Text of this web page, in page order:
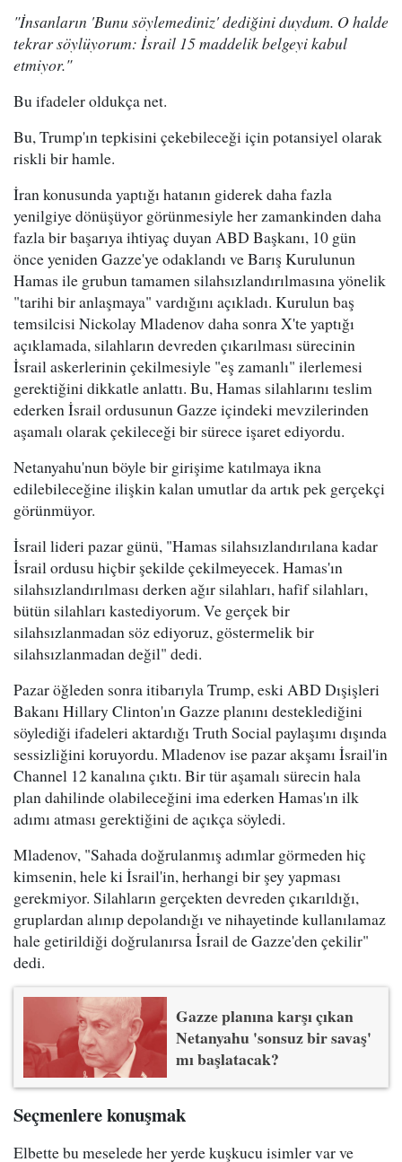
"İnsanların 'Bunu söylemediniz' dediğini duydum. O halde
tekrar söylüyorum: İsrail 15 maddelik belgeyi kabul
etmiyor."
Bu ifadeler oldukça net.
Bu, Trump'ın tepkisini çekebileceği için potansiyel olarak
riskli bir hamle.
İran konusunda yaptığı hatanın giderek daha fazla
yenilgiye dönüşüyor görünmesiyle her zamankinden daha
fazla bir başarıya ihtiyaç duyan ABD Başkanı, 10 gün
önce yeniden Gazze'ye odaklandı ve Barış Kurulunun
Hamas ile grubun tamamen silahsızlandırılmasına yönelik
"tarihi bir anlaşmaya" vardığını açıkladı. Kurulun baş
temsilcisi Nickolay Mladenov daha sonra X'te yaptığı
açıklamada, silahların devreden çıkarılması sürecinin
İsrail askerlerinin çekilmesiyle "eş zamanlı" ilerlemesi
gerektiğini dikkatle anlattı. Bu, Hamas silahlarını teslim
ederken İsrail ordusunun Gazze içindeki mevzilerinden
aşamalı olarak çekileceği bir sürece işaret ediyordu.
Netanyahu'nun böyle bir girişime katılmaya ikna
edilebileceğine ilişkin kalan umutlar da artık pek gerçekçi
görünmüyor.
İsrail lideri pazar günü, "Hamas silahsızlandırılana kadar
İsrail ordusu hiçbir şekilde çekilmeyecek. Hamas'ın
silahsızlandırılması derken ağır silahları, hafif silahları,
bütün silahları kastediyorum. Ve gerçek bir
silahsızlanmadan söz ediyoruz, göstermelik bir
silahsızlanmadan değil" dedi.
Pazar öğleden sonra itibarıyla Trump, eski ABD Dışişleri
Bakanı Hillary Clinton'ın Gazze planını desteklediğini
söylediği ifadeleri aktardığı Truth Social paylaşımı dışında
sessizliğini koruyordu. Mladenov ise pazar akşamı İsrail'in
Channel 12 kanalına çıktı. Bir tür aşamalı sürecin hala
plan dahilinde olabileceğini ima ederken Hamas'ın ilk
adımı atması gerektiğini de açıkça söyledi.
Mladenov, "Sahada doğrulanmış adımlar görmeden hiç
kimsenin, hele ki İsrail'in, herhangi bir şey yapması
gerekmiyor. Silahların gerçekten devreden çıkarıldığı,
gruplardan alınıp depolandığı ve nihayetinde kullanılamaz
hale getirildiği doğrulanırsa İsrail de Gazze'den çekilir"
dedi.
Gazze planına karşı çıkan
Netanyahu 'sonsuz bir savaş'
mı başlatacak?
Seçmenlere konuşmak
Elbette bu meselede her yerde kuşkucu isimler var ve